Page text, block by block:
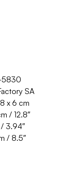
5830
SA
x 6 cm
/ 12.8″
3.94″
/ 8.5″